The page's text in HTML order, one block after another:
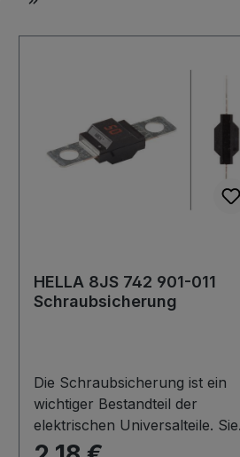
HELLA 8JS 742 901-011
Schraubsicherung
Die Schraubsicherung ist ein
wichtiger Bestandteil der
elektrischen Universalteile. Sie
dient zur Sicherung von Kabeln